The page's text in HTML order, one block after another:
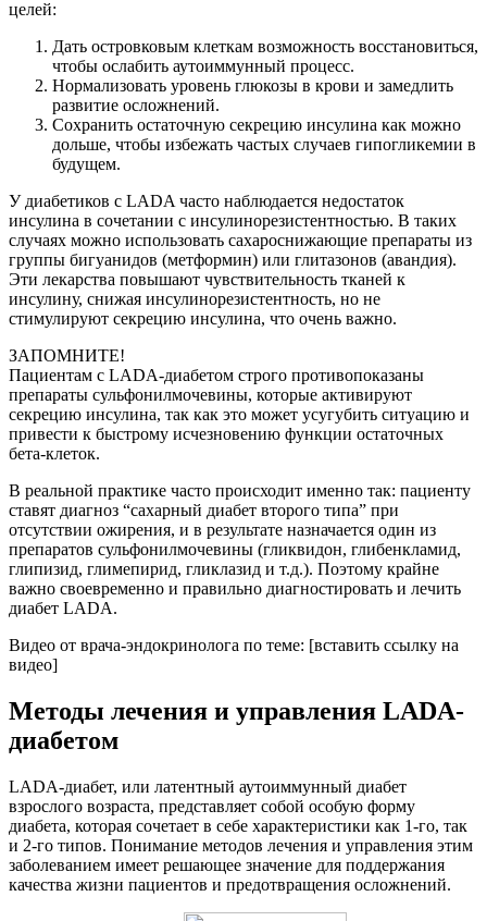
целей:
Дать островковым клеткам возможность восстановиться,
чтобы ослабить аутоиммунный процесс.
Нормализовать уровень глюкозы в крови и замедлить
развитие осложнений.
Сохранить остаточную секрецию инсулина как можно
дольше, чтобы избежать частых случаев гипогликемии в
будущем.
У диабетиков с LADA часто наблюдается недостаток
инсулина в сочетании с инсулинорезистентностью. В таких
случаях можно использовать сахароснижающие препараты из
группы бигуанидов (метформин) или глитазонов (авандия).
Эти лекарства повышают чувствительность тканей к
инсулину, снижая инсулинорезистентность, но не
стимулируют секрецию инсулина, что очень важно.
ЗАПОМНИТЕ!
Пациентам с LADA-диабетом строго противопоказаны
препараты сульфонилмочевины, которые активируют
секрецию инсулина, так как это может усугубить ситуацию и
привести к быстрому исчезновению функции остаточных
бета-клеток.
В реальной практике часто происходит именно так: пациенту
ставят диагноз “сахарный диабет второго типа” при
отсутствии ожирения, и в результате назначается один из
препаратов сульфонилмочевины (гликвидон, глибенкламид,
глипизид, глимепирид, гликлазид и т.д.). Поэтому крайне
важно своевременно и правильно диагностировать и лечить
диабет LADA.
Видео от врача-эндокринолога по теме: [вставить ссылку на
видео]
Методы лечения и управления LADA-
диабетом
LADA-диабет, или латентный аутоиммунный диабет
взрослого возраста, представляет собой особую форму
диабета, которая сочетает в себе характеристики как 1-го, так
и 2-го типов. Понимание методов лечения и управления этим
заболеванием имеет решающее значение для поддержания
качества жизни пациентов и предотвращения осложнений.